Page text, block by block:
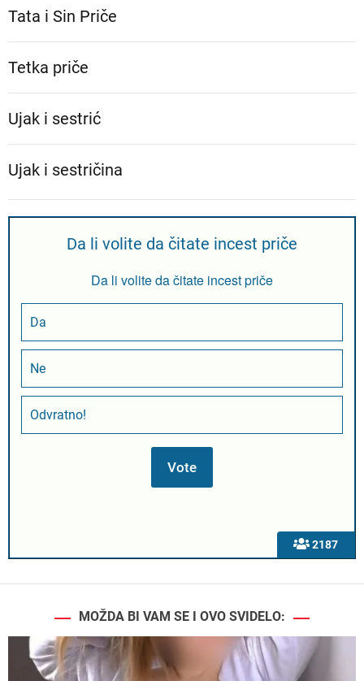
Tata i Sin Priče
Tetka priče
Ujak i sestrić
Ujak i sestričina
2187
Da li volite da čitate incest priče
Da li volite da čitate incest priče
Da
Ne
Odvratno!
MOŽDA BI VAM SE I OVO SVIDELO: